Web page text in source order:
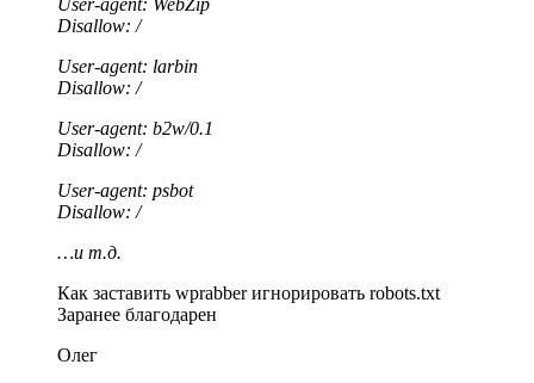
Disallow: /
User-agent: larbin
Disallow: /
User-agent: b2w/0.1
Disallow: /
User-agent: psbot
Disallow: /
…и т.д.
Как заставить wprabber игнорировать robots.txt
Заранее благодарен
Олег